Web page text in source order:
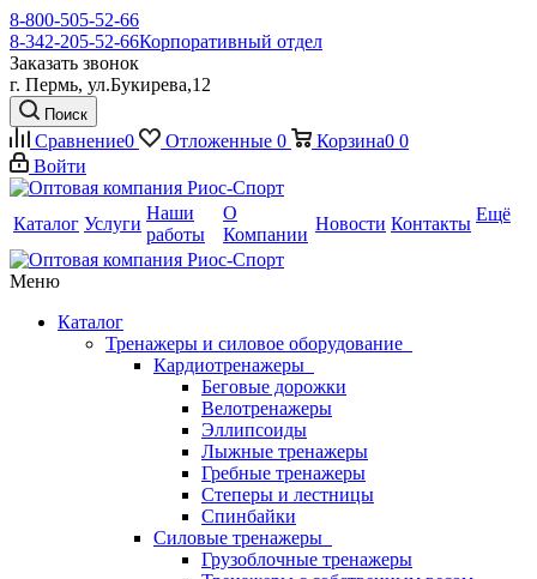
8-800-505-52-66
8-342-205-52-66Корпоративный отдел
Заказать звонок
г. Пермь, ул.Букирева,12
Поиск
Сравнение0 Отложенные 0 Корзина0 0
Войти
Каталог Услуги
Наши
работы
О
Компании
Новости Контакты Ещё
Меню
Каталог
Тренажеры и силовое оборудование
Кардиотренажеры
Беговые дорожки
Велотренажеры
Эллипсоиды
Лыжные тренажеры
Гребные тренажеры
Степеры и лестницы
Спинбайки
Силовые тренажеры
Грузоблочные тренажеры